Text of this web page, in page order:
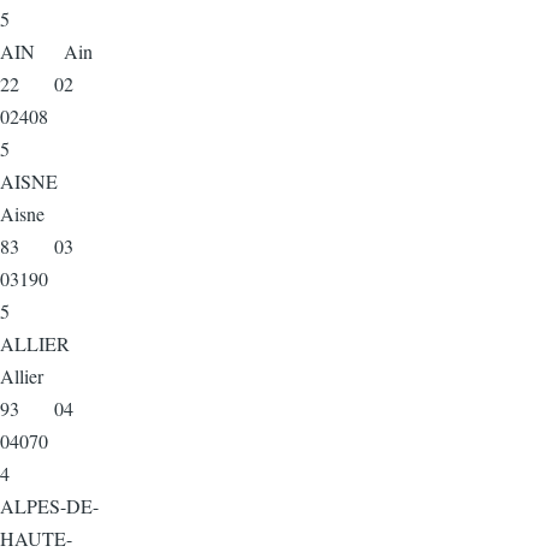
5
AIN Ain
22 02
02408
5
AISNE
Aisne
83 03
03190
5
ALLIER
Allier
93 04
04070
4
ALPES-DE-
HAUTE-